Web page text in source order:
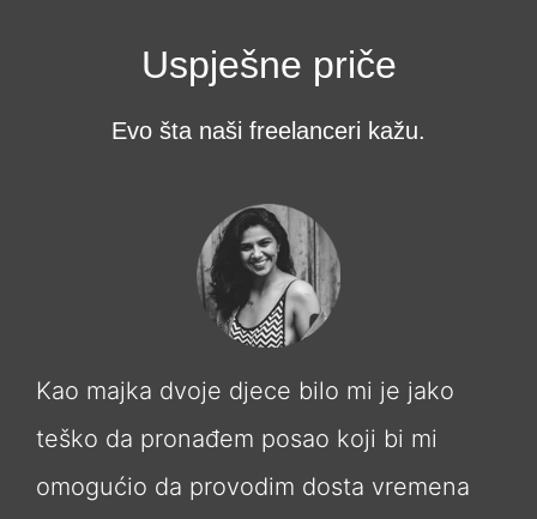
Uspješne priče
Evo šta naši freelanceri kažu.
Kao majka dvoje djece bilo mi je jako
teško da pronađem posao koji bi mi
omogućio da provodim dosta vremena